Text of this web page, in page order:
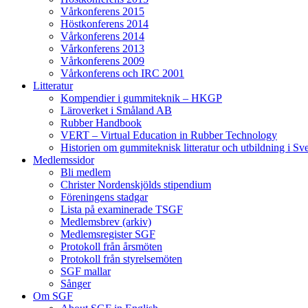
Vårkonferens 2015
Höstkonferens 2014
Vårkonferens 2014
Vårkonferens 2013
Vårkonferens 2009
Vårkonferens och IRC 2001
Litteratur
Kompendier i gummiteknik – HKGP
Läroverket i Småland AB
Rubber Handbook
VERT – Virtual Education in Rubber Technology
Historien om gummiteknisk litteratur och utbildning i
Medlemssidor
Bli medlem
Christer Nordenskjölds stipendium
Föreningens stadgar
Lista på examinerade TSGF
Medlemsbrev (arkiv)
Medlemsregister SGF
Protokoll från årsmöten
Protokoll från styrelsemöten
SGF mallar
Sånger
Om SGF